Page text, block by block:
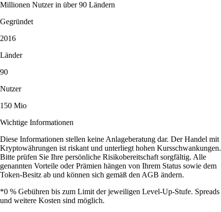
Millionen Nutzer in über 90 Ländern
Gegründet
2016
Länder
90
Nutzer
150 Mio
Wichtige Informationen
Diese Informationen stellen keine Anlageberatung dar. Der Handel mit
Kryptowährungen ist riskant und unterliegt hohen Kursschwankungen.
Bitte prüfen Sie Ihre persönliche Risikobereitschaft sorgfältig. Alle
genannten Vorteile oder Prämien hängen von Ihrem Status sowie dem
Token-Besitz ab und können sich gemäß den AGB ändern.
*0 % Gebühren bis zum Limit der jeweiligen Level-Up-Stufe. Spreads
und weitere Kosten sind möglich.